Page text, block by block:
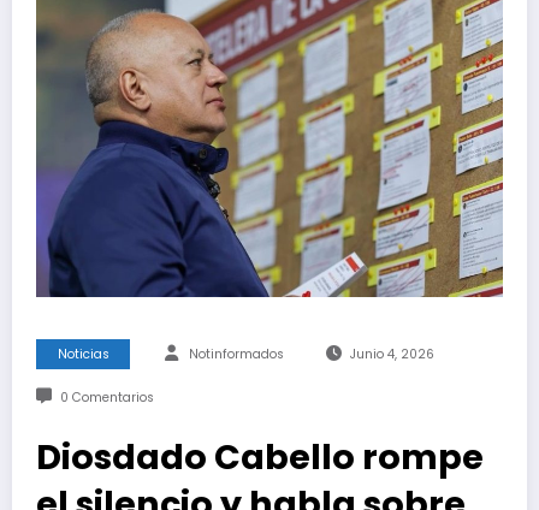
Noticias Notinformados Junio 4, 2026
0 Comentarios
Diosdado Cabello rompe